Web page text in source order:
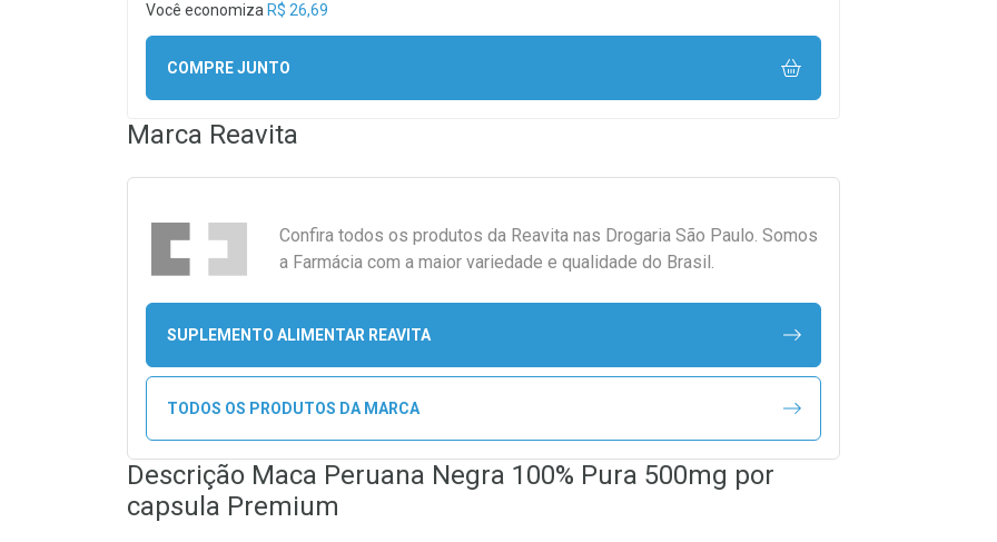
Você economiza R$ 26,69
COMPRE JUNTO
Marca Reavita
Confira todos os produtos da Reavita nas Drogaria São Paulo. Somos
a Farmácia com a maior variedade e qualidade do Brasil.
SUPLEMENTO ALIMENTAR REAVITA
TODOS OS PRODUTOS DA MARCA
Descrição Maca Peruana Negra 100% Pura 500mg por
capsula Premium